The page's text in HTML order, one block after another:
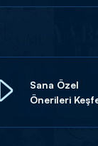
Sana Özel
Önerileri